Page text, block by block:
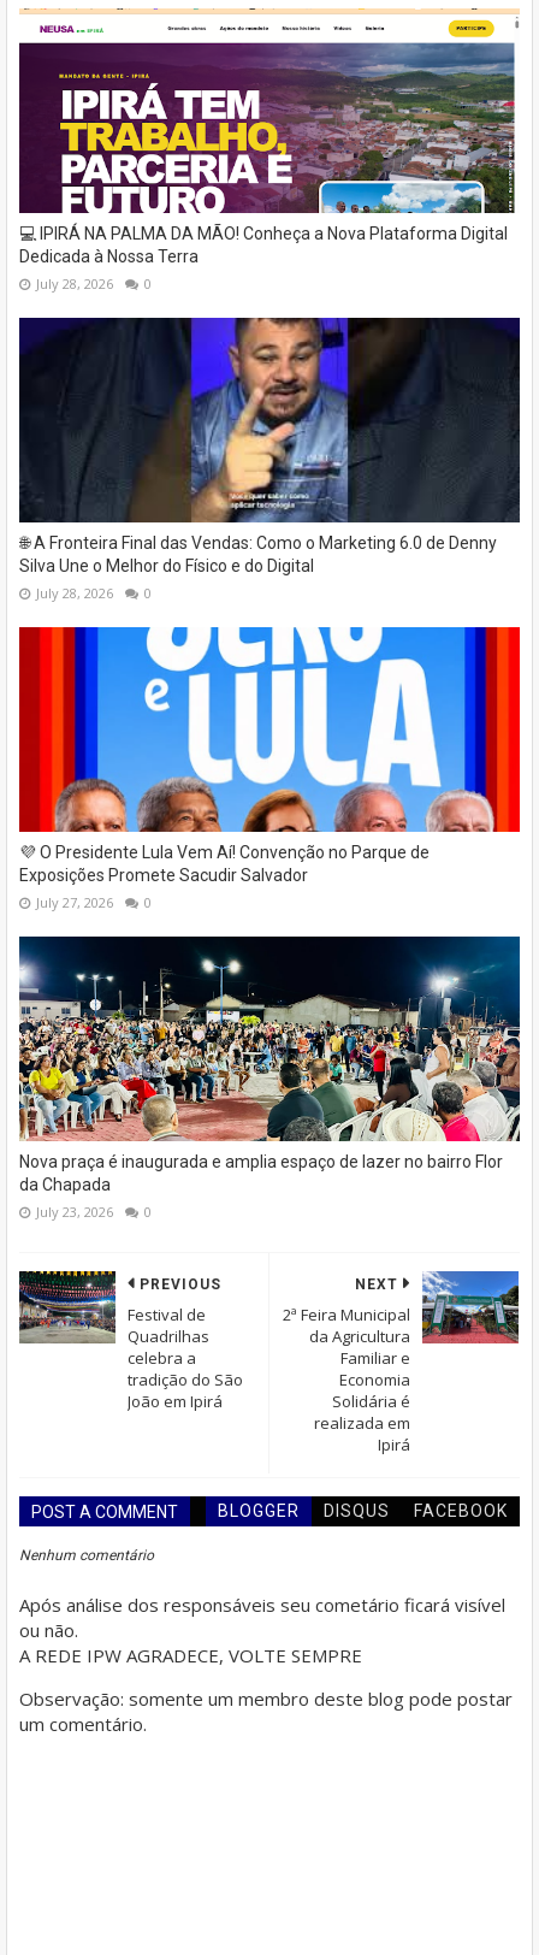
💻 IPIRÁ NA PALMA DA MÃO! Conheça a Nova Plataforma Digital
Dedicada à Nossa Terra
July 28, 2026 0
🌐 A Fronteira Final das Vendas: Como o Marketing 6.0 de Denny
Silva Une o Melhor do Físico e do Digital
July 28, 2026 0
💜 O Presidente Lula Vem Aí! Convenção no Parque de
Exposições Promete Sacudir Salvador
July 27, 2026 0
Nova praça é inaugurada e amplia espaço de lazer no bairro Flor
da Chapada
July 23, 2026 0
NEXT
2ª Feira Municipal
da Agricultura
Familiar e
Economia
Solidária é
realizada em
Ipirá
PREVIOUS
Festival de
Quadrilhas
celebra a
tradição do São
João em Ipirá
POST A COMMENT BLOGGER DISQUS FACEBOOK
Nenhum comentário
Após análise dos responsáveis seu cometário ficará visível
ou não.
A REDE IPW AGRADECE, VOLTE SEMPRE
Observação: somente um membro deste blog pode postar
um comentário.